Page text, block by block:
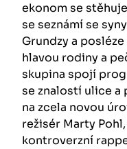
ekonom se
se seznámí se
Grundzy a
hlavou rodiny a
skupina spojí
se znalostí ulice a
na zcela novou
režisér Marty
kontroverzní